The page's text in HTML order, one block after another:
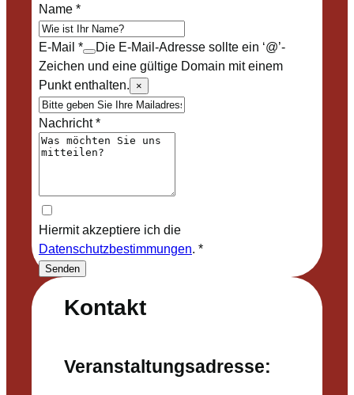
Kontakt
Veranstaltungsadresse:
Name*
E-Mail *
Die E-Mail-Adresse sollte ein ‘@’-
Zeichen und eine gültige Domain mit einem
Punkt enthalten.
×
Nachricht*
Hiermit akzeptiere ich die
Datenschutzbestimmungen. *
Senden